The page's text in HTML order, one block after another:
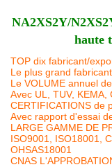
NA2XS2Y/
haute
TOP dix fabricant/
Le plus grand
Le VOLUME annuel
Avec UL, TUV, KEMA,
CERTIFICATIONS de
Avec rapport d'essai
LARGE GAMME DE
ISO9001, ISO18001,
OHSAS18001
CNAS